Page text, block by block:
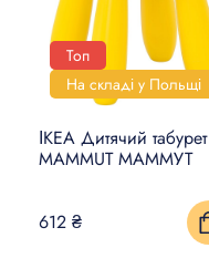
ОСВІТЛЕННЯ
КУЛІНАРНИЙ ТА
СТОЛОВИЙ ПОСУД
КУХНІ ТА КУХОННА
ЛІЖКА ТА МАТРАЦИ
Топ
На складі у Польщі
ІКЕА Дитячий табурет
MAMMUT МАММУТ
612 ₴